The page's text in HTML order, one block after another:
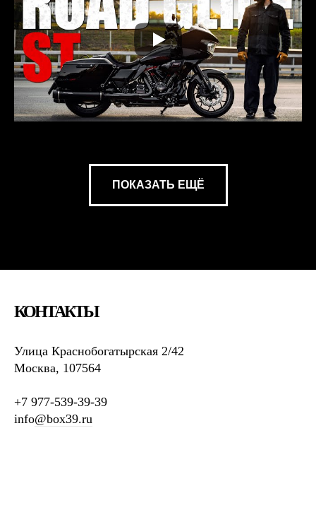
ПОКАЗАТЬ ЕЩЁ
КОНТАКТЫ
Улица Краснобогатырская 2/42
Москва, 107564
+7 977-539-39-39
info@box39.ru